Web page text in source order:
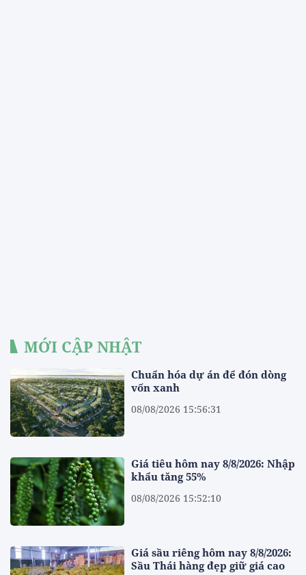
MỚI CẬP NHẬT
Chuẩn hóa dự án để đón dòng
vốn xanh
08/08/2026 15:56:31
Giá tiêu hôm nay 8/8/2026: Nhập
khẩu tăng 55%
08/08/2026 15:52:10
Giá sầu riêng hôm nay 8/8/2026:
Sầu Thái hàng đẹp giữ giá cao